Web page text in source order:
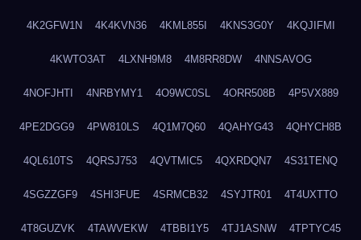
4K2GFW1N 4K4KVN36 4KML855I 4KNS3G0Y 4KQJIFMI
4KWTO3AT 4LXNH9M8 4M8RR8DW 4NNSAVOG
4NOFJHTI 4NRBYMY1 4O9WC0SL 4ORR508B 4P5VX889
4PE2DGG9 4PW810LS 4Q1M7Q60 4QAHYG43 4QHYCH8B
4QL610TS 4QRSJ753 4QVTMIC5 4QXRDQN7 4S31TENQ
4SGZZGF9 4SHI3FUE 4SRMCB32 4SYJTR01 4T4UXTTO
4T8GUZVK 4TAWVEKW 4TBBI1Y5 4TJ1ASNW 4TPTYC45